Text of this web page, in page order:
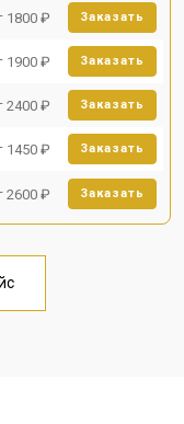
1800 ₽ Заказать
1900 ₽ Заказать
2400 ₽ Заказать
1450 ₽ Заказать
2600 ₽ Заказать